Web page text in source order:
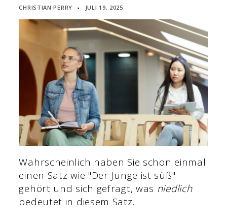
CHRISTIAN PERRY ▪ JULI 19, 2025
Wahrscheinlich haben Sie schon einmal
einen Satz wie "Der Junge ist süß"
gehört und sich gefragt, was niedlich
bedeutet in diesem Satz.